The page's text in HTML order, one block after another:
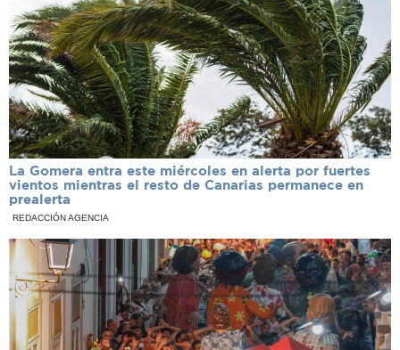
La Gomera entra este miércoles en alerta por fuertes
vientos mientras el resto de Canarias permanece en
prealerta
REDACCIÓN AGENCIA